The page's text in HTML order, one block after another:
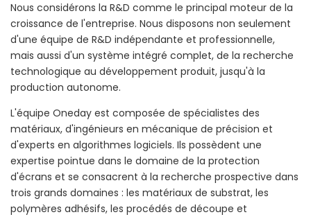
Nous considérons la R&D comme le principal moteur de la
croissance de l'entreprise. Nous disposons non seulement
d'une équipe de R&D indépendante et professionnelle,
mais aussi d'un système intégré complet, de la recherche
technologique au développement produit, jusqu'à la
production autonome.
L'équipe Oneday est composée de spécialistes des
matériaux, d'ingénieurs en mécanique de précision et
d'experts en algorithmes logiciels. Ils possèdent une
expertise pointue dans le domaine de la protection
d'écrans et se consacrent à la recherche prospective dans
trois grands domaines : les matériaux de substrat, les
polymères adhésifs, les procédés de découpe et